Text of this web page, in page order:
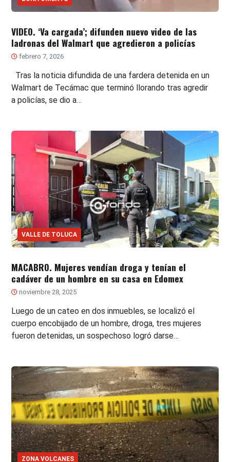
VIDEO. ‘Va cargada’; difunden nuevo video de las
ladronas del Walmart que agredieron a policías
febrero 7, 2026
Tras la noticia difundida de una fardera detenida en un
Walmart de Tecámac que terminó llorando tras agredir
a policías, se dio a…
VALLE DE TOLUCA
MACABRO. Mujeres vendían droga y tenían el
cadáver de un hombre en su casa en Edomex
noviembre 28, 2025
Luego de un cateo en dos inmuebles, se localizó el
cuerpo encobijado de un hombre, droga, tres mujeres
fueron detenidas, un sospechoso logró darse…
ZONA VOLCANES